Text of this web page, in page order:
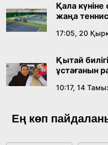
18:59, 20 Шілде 2026
Жасанды интеллект:
18:16, 20 Шілде 2026
жетістіктері мен
Қала
жаңа
17:05, 20
Қытай
ұстағанын
10:17, 14
Ең көп